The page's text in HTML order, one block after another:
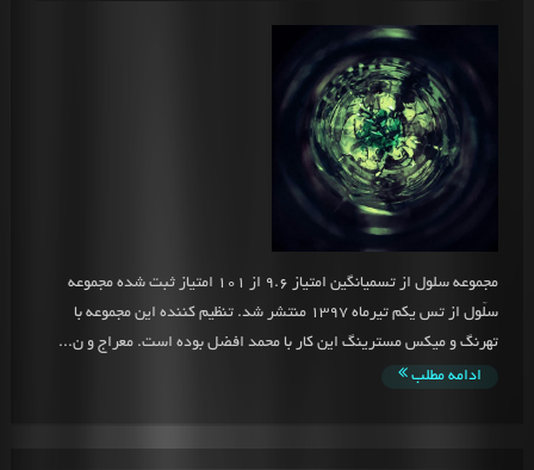
مجموعه سلول از تسمیانگین امتیاز 9.6 از 101 امتیاز ثبت شده مجموعه
سلّول از تس یکم تیرماه 1397 منتشر شد. تنظیم کننده این مجموعه با
تهرنگ و میکس مسترینگ این کار با محمد افضل بوده است. معراج و ن...
ادامه مطلب